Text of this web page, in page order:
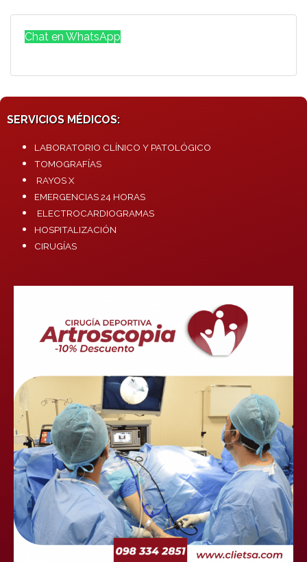
Chat en WhatsApp
SERVICIOS MÉDICOS:
LABORATORIO CLÍNICO Y PATOLÓGICO
TOMOGRAFÍAS
RAYOS X
EMERGENCIAS 24 HORAS
ELECTROCARDIOGRAMAS
HOSPITALIZACIÓN
CIRUGÍAS